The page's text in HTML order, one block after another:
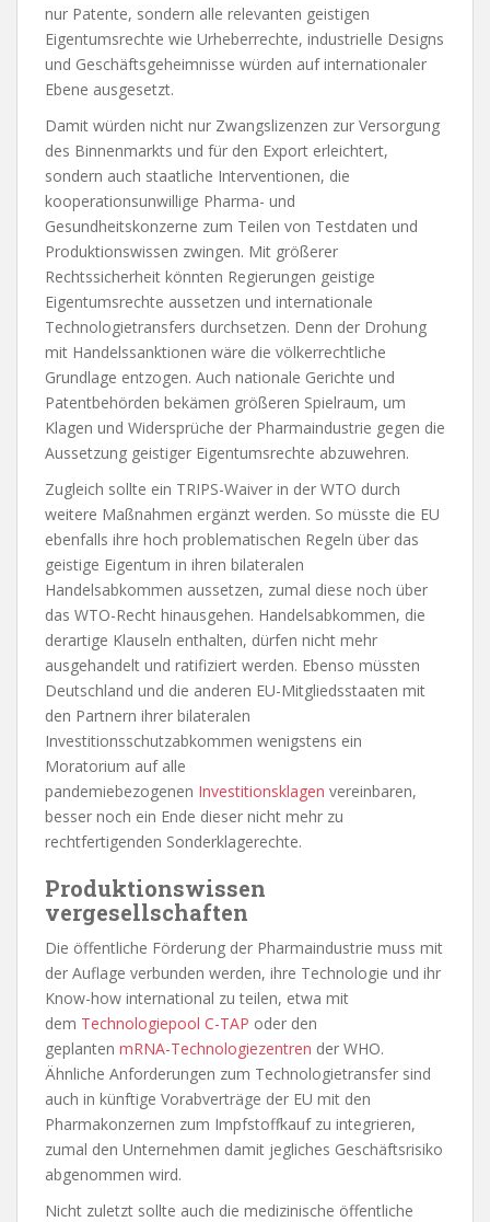
nur Patente, sondern alle relevanten geistigen
Eigentumsrechte wie Urheberrechte, industrielle Designs
und Geschäftsgeheimnisse würden auf internationaler
Ebene ausgesetzt.
Damit würden nicht nur Zwangslizenzen zur Versorgung
des Binnenmarkts und für den Export erleichtert,
sondern auch staatliche Interventionen, die
kooperationsunwillige Pharma- und
Gesundheitskonzerne zum Teilen von Testdaten und
Produktionswissen zwingen. Mit größerer
Rechtssicherheit könnten Regierungen geistige
Eigentumsrechte aussetzen und internationale
Technologietransfers durchsetzen. Denn der Drohung
mit Handelssanktionen wäre die völkerrechtliche
Grundlage entzogen. Auch nationale Gerichte und
Patentbehörden bekämen größeren Spielraum, um
Klagen und Widersprüche der Pharmaindustrie gegen die
Aussetzung geistiger Eigentumsrechte abzuwehren.
Zugleich sollte ein TRIPS-Waiver in der WTO durch
weitere Maßnahmen ergänzt werden. So müsste die EU
ebenfalls ihre hoch problematischen Regeln über das
geistige Eigentum in ihren bilateralen
Handelsabkommen aussetzen, zumal diese noch über
das WTO-Recht hinausgehen. Handelsabkommen, die
derartige Klauseln enthalten, dürfen nicht mehr
ausgehandelt und ratifiziert werden. Ebenso müssten
Deutschland und die anderen EU-Mitgliedsstaaten mit
den Partnern ihrer bilateralen
Investitionsschutzabkommen wenigstens ein
Moratorium auf alle
pandemiebezogenen Investitionsklagen vereinbaren,
besser noch ein Ende dieser nicht mehr zu
rechtfertigenden Sonderklagerechte.
Produktionswissen
vergesellschaften
Die öffentliche Förderung der Pharmaindustrie muss mit
der Auflage verbunden werden, ihre Technologie und ihr
Know-how international zu teilen, etwa mit
dem Technologiepool C-TAP oder den
geplanten mRNA-Technologiezentren der WHO.
Ähnliche Anforderungen zum Technologietransfer sind
auch in künftige Vorabverträge der EU mit den
Pharmakonzernen zum Impfstoffkauf zu integrieren,
zumal den Unternehmen damit jegliches Geschäftsrisiko
abgenommen wird.
Nicht zuletzt sollte auch die medizinische öffentliche